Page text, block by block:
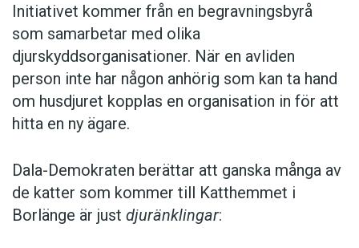
Initiativet kommer från en begravningsbyrå
som samarbetar med olika
djurskyddsorganisationer. När en avliden
person inte har någon anhörig som kan ta hand
om husdjuret kopplas en organisation in för att
hitta en ny ägare.
Dala-Demokraten berättar att ganska många av
de katter som kommer till Katthemmet i
Borlänge är just djuränklingar: